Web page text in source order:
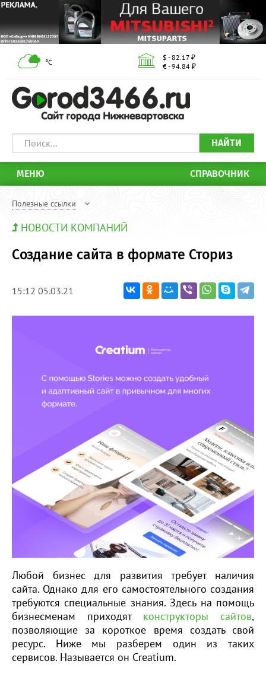
°С
$ - 82.17 ₽
€ - 94.84 ₽
НАЙТИ
МЕНЮ СПРАВОЧНИК
Полезные ссылки
НОВОСТИ КОМПАНИЙ
Создание сайта в формате Сториз
15:12 05.03.21
Любой бизнес для развития требует наличия
сайта. Однако для его самостоятельного создания
требуются специальные знания. Здесь на помощь
бизнесменам приходят конструкторы сайтов,
позволяющие за короткое время создать свой
ресурс. Ниже мы разберем один из таких
сервисов. Называется он Creatium.